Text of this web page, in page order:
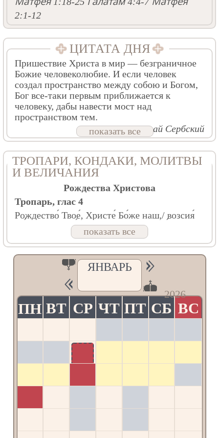
ЯНВАРЬ
2026
ПН ВТ СР ЧТ ПТ СБ ВС
7
2:1-12
ЦИТАТА ДНЯ
Пришествие Христа в мир — безграничное
Божие человеколюбие. И если человек
создал пространство между собою и Богом,
Бог все-таки первым приближается к
человеку, дабы навести мост над
пространством тем.
Свт. Николай Сербский
показать все
ТРОПАРИ, КОНДАКИ, МОЛИТВЫ
И ВЕЛИЧАНИЯ
Рождества Христова
Тропарь, глас 4
Рождество́ Твое́, Христе́ Бо́же наш,/ возсия́
ми́рови свет ра́зума,/ в нем бо звезда́м
служа́щии/ звездо́ю уча́хуся/ Тебе́ кла́нятися,
Со́лнцу Пра́вды,/ и Тебе́ ве́дети с высоты́
Восто́ка.// Го́споди, сла́ва Тебе́!
Кондак, глас 3
Де́ва днесь Пресу́щественнаго ражда́ет,/ и
земля́ верте́п Непристу́пному прино́сит,/
А́нгели с па́стырьми славосло́вят,/ волсви́ же
со звездо́ю путеше́ствуют,/ нас бо ра́ди
роди́ся// Отроча́ Мла́до, Преве́чный Бог.
Велича́ем Тя,/ Живода́вче Христе́,/ нас ра́ди
ны́не пло́тию ро́ждшагося/ от Безневе́стныя//
и Пречи́стыя Де́вы Мари́и.
Задостойник, глас 1
Сла́внейшую Го́рних во́инств, Де́ву
Люби́ти у́бо нам я́ко безбе́дное стра́хом/
показать все